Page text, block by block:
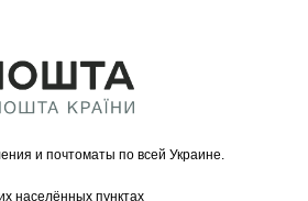
и почтоматы по всей Украине.
населённых пунктах